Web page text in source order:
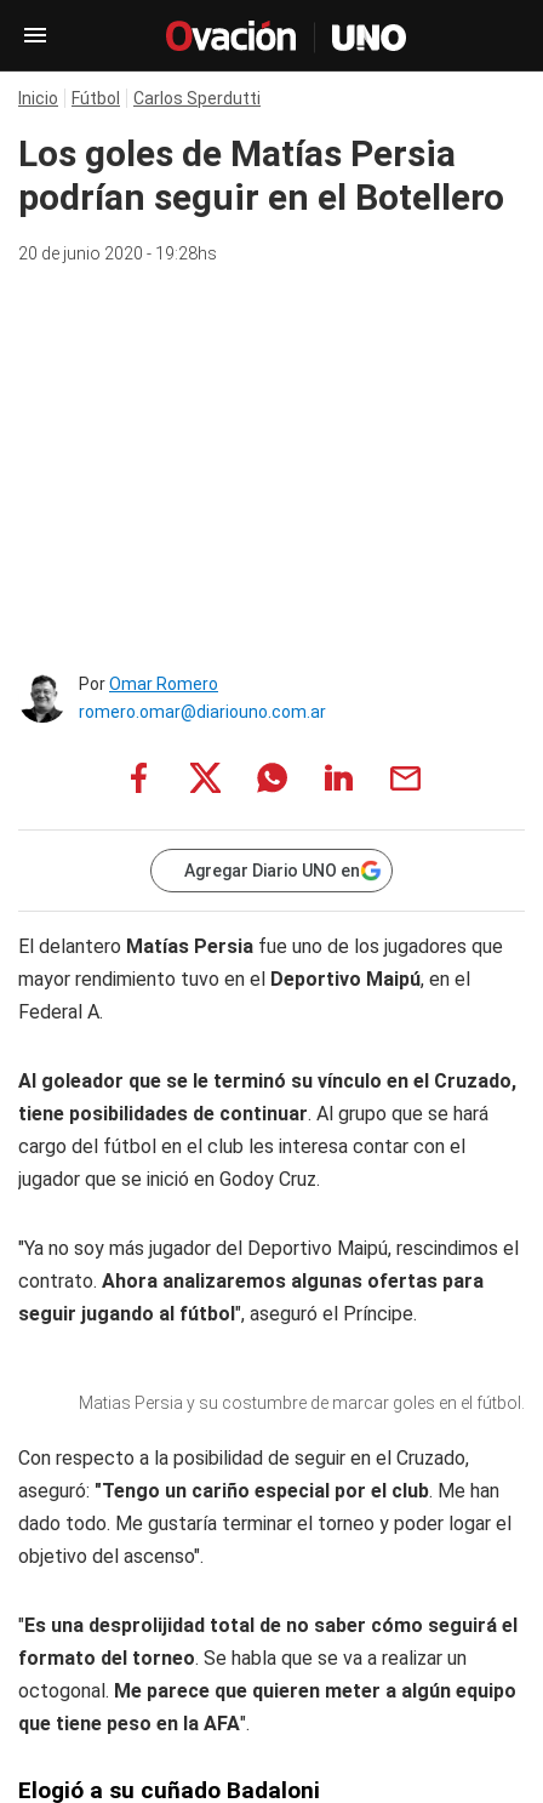
Inicio Fútbol Carlos Sperdutti
Los goles de Matías Persia
podrían seguir en el Botellero
20 de junio 2020 - 19:28hs
PorOmar Romero
romero.omar@diariouno.com.ar
Agregar Diario UNO en
El delantero Matías Persia fue uno de los jugadores que
mayor rendimiento tuvo en el Deportivo Maipú, en el
Federal A.
Al goleador que se le terminó su vínculo en el Cruzado,
tiene posibilidades de continuar. Al grupo que se hará
cargo del fútbol en el club les interesa contar con el
jugador que se inició en Godoy Cruz.
"Ya no soy más jugador del Deportivo Maipú, rescindimos el
contrato. Ahora analizaremos algunas ofertas para
seguir jugando al fútbol", aseguró el Príncipe.
Matias Persia y su costumbre de marcar goles en el fútbol.
Con respecto a la posibilidad de seguir en el Cruzado,
aseguró: "Tengo un cariño especial por el club. Me han
dado todo. Me gustaría terminar el torneo y poder logar el
objetivo del ascenso".
"Es una desprolijidad total de no saber cómo seguirá el
formato del torneo. Se habla que se va a realizar un
octogonal. Me parece que quieren meter a algún equipo
que tiene peso en la AFA".
Elogió a su cuñado Badaloni